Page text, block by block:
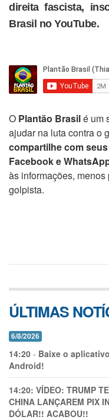
direita fascista,
Brasil no YouTube.
O Plantão Brasilé um
ajudar na luta contra o
compartilhe com
Facebook e
às informações,
golpista.
ÚLTIMAS
6/8/2026
14:20 - Baixe o
Android!
14:20: VÍDEO: TRUMP
CHINA LANÇAREM PIX
DÓLAR!! ACABOU!!